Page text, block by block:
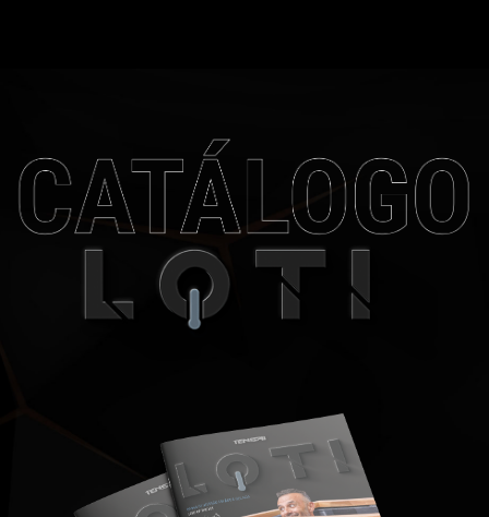
SAIBA MAIS
natural do seu corpo como a redução da inflamação e
também da dor muscular.
Saber mais >>